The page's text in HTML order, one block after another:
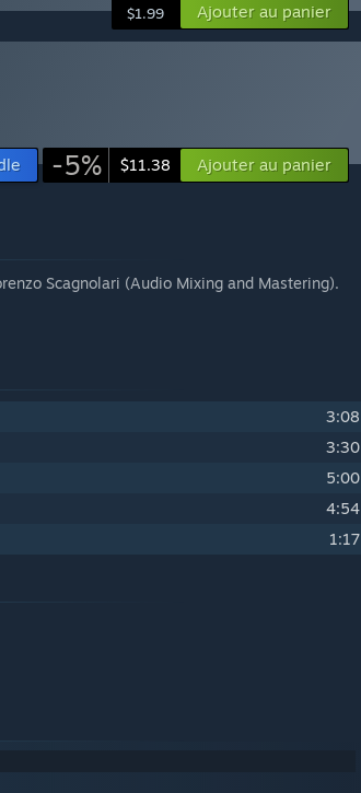
$1.99 Ajouter au panier
-5% $11.38 Ajouter au panier
Scagnolari (Audio Mixing and Mastering).
3:08
3:30
5:00
4:54
1:17